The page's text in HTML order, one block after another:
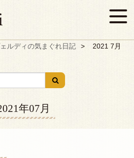
ルディの気まぐれ日記 2021 7月
年07月